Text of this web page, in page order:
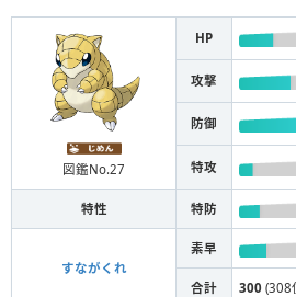
図鑑No.27
HP
攻撃
防御
特攻
特性 特防
すながくれ
素早
合計 300 (308